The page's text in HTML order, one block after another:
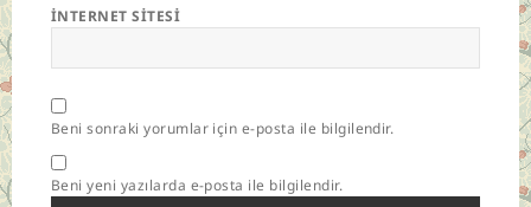
İNTERNET SITESI
Beni sonraki yorumlar için e-posta ile bilgilendir.
Beni yeni yazılarda e-posta ile bilgilendir.